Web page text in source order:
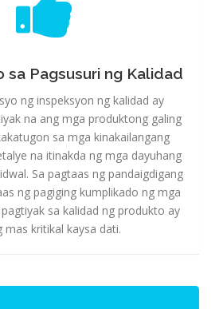
sa Pagsusuri ng Kalidad
ng inspeksyon ng kalidad ay
na ang mga produktong galing
sa mga kinakailangang
na itinakda ng mga dayuhang
Sa pagtaas ng pandaigdigang
ng pagiging kumplikado ng mga
sa kalidad ng produkto ay
mas kritikal kaysa dati.